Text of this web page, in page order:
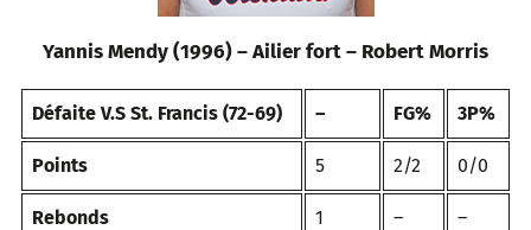
Yannis Mendy (1996) – Ailier fort – Robert Morris
Défaite V.S St. Francis (72-69) – FG% 3P%
Points 5 2/2 0/0
Rebonds 1 – –